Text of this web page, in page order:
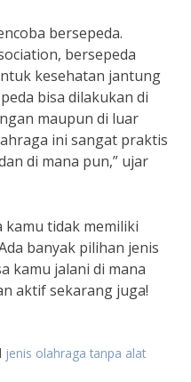
bersepeda.
bersepeda
kesehatan jantung
bisa dilakukan di
maupun di luar
ini sangat praktis
di mana pun,” ujar
kamu tidak memiliki
banyak pilihan jenis
kamu jalani di mana
aktif sekarang juga!
jenis olahraga tanpa alat